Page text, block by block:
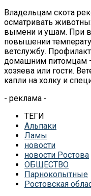
Владельцам скота
осматривать
вымени и ушам. При
повышении
ветслужбу.
домашним питомцам —
хозяева или гости.
капли на холку и
- реклама -
ТЕГИ
Альпаки
Ламы
новости
новости Ростова
ОБЩЕСТВО
Парнокопытные
Ростовская